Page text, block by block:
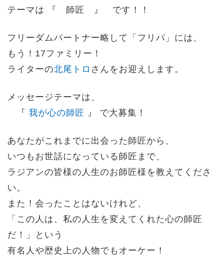
テーマは 『 師匠 』 です！！
フリーダムパートナー略して「フリパ」には、
もう！17ファミリー！
ライターの北尾トロ さんをお迎えします。
メッセージテーマは、
『 我が心の師匠 』 で大募集！
あなたがこれまでに出会った師匠から、
いつもお世話になっている師匠まで、
ラジアンの皆様の人生のお師匠様を教えてくださ
い。
また！会ったことはないけれど、
「この人は、私の人生を変えてくれた心の師匠
だ！」という
有名人や歴史上の人物でもオーケー！